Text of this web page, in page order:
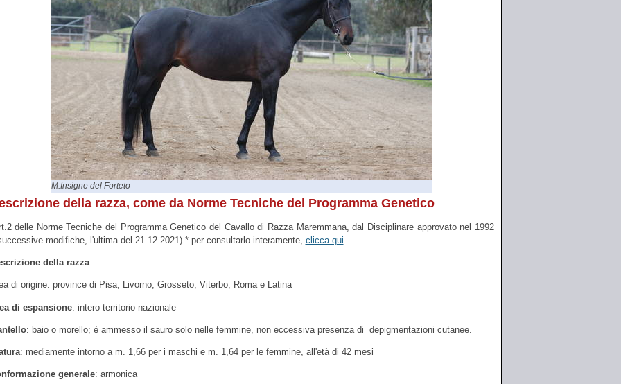
M.Insigne del Forteto
della razza, come da Norme Tecniche del Programma Genetico
delle Norme Tecniche del Programma Genetico del Cavallo di Razza Maremmana, dal Disciplinare approvato nel 1992
modifiche, l'ultima del 21.12.2021) * per consultarlo interamente, clicca qui
della razza
di origine: province di Pisa, Livorno, Grosseto, Viterbo, Roma e Latina
di espansione: intero territorio nazionale
: baio o morello; è ammesso il sauro solo nelle femmine, non eccessiva presenza di depigmentazioni cutanee.
: mediamente intorno a m. 1,66 per i maschi e m. 1,64 per le femmine, all'età di 42 mesi
generale: armonica